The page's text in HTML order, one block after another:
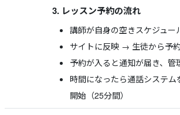
3. レッスン予約の流れ
講師が自身の空きスケジュー
サイトに反映 → 生徒から予
予約が入ると通知が届き、管
時間になったら通話システム
開始（25分間）